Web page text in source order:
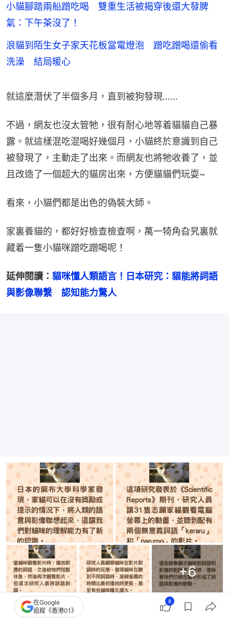
小貓腳踏兩船蹭吃喝 雙重生活被揭穿後還大發脾
氣：下午茶沒了！
浪貓到陌生女子家天花板當電燈泡 蹭吃蹭喝還偷看
洗澡 結局暖心
就這麼潛伏了半個多月，直到被狗發現……
不過，網友也沒太管牠，很有耐心地等着貓貓自己暴
露。就這樣混吃混喝好幾個月，小貓終於意識到自己
被發現了，主動走了出來。而網友也將牠收養了，並
且改造了一個超大的貓房出來，方便貓貓們玩耍~
看來，小貓們都是出色的偽裝大師。
家裏養貓的，都好好檢查檢查啊，萬一犄角旮旯裏就
藏着一隻小貓咪蹭吃蹭喝呢！
延伸閱讀： 貓咪懂人類語言！日本研究：貓能將詞語
與影像聯繫　認知能力驚人
+6
公寓驅趕流浪貓 熱心女子將這地方改作「移動城
在Google
追蹤《香港01》
8